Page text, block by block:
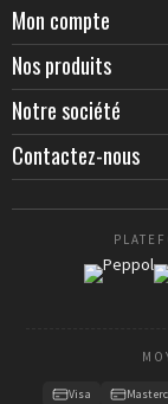
Mon compte
Nos produits
Notre société
Contactez-nous
Visa